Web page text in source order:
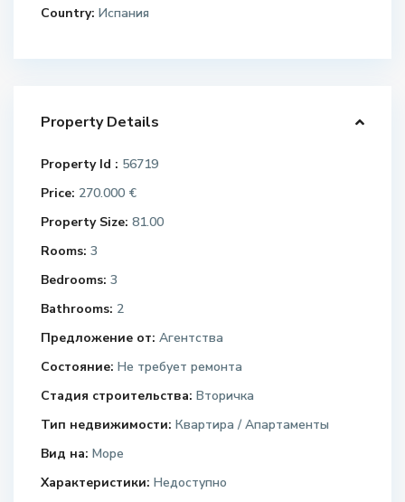
Country: Испания
Property Details
Property Id : 56719
Price: 270.000 €
Property Size: 81.00
Rooms: 3
Bedrooms: 3
Bathrooms: 2
Предложение от: Агентства
Состояние: Не требует ремонта
Стадия строительства: Вторичка
Тип недвижимости: Квартира / Апартаменты
Вид на: Море
Характеристики: Недоступно